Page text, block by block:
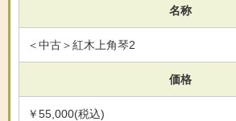
名称
＜中古＞紅木上角琴2
価格
￥55,000(税込)